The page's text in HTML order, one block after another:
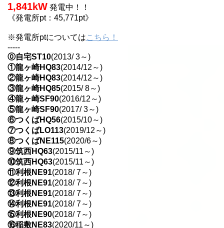
1,841kW 発電中！！
《発電所pt：45,771pt》
※発電所ptについてはこちら！
-----
⓪自宅ST10(2013/ 3～)
①龍ヶ崎HQ83(2014/12～)
②龍ヶ崎HQ83(2014/12～)
③龍ヶ崎HQ85(2015/ 8～)
④龍ヶ崎SF90(2016/12～)
⑤龍ヶ崎SF90(2017/ 3～)
⑥つくばHQ56(2015/10～)
⑦つくばLO113(2019/12～)
⑧つくばNE115(2020/6～)
⑨筑西HQ63(2015/11～)
⑩筑西HQ63(2015/11～)
⑪利根NE91(2018/ 7～)
⑫利根NE91(2018/ 7～)
⑬利根NE91(2018/ 7～)
⑭利根NE91(2018/ 7～)
⑮利根NE90(2018/ 7～)
⑯稲敷NE83(2020/11～)